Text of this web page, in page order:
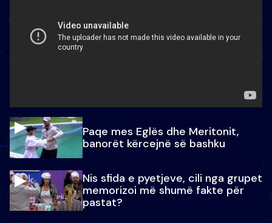
Paqe mes Eglës dhe Meritonit,
banorët kërcejnë së bashku
Nis sfida e pyetjeve, cili nga grupet
memorizoi më shumë fakte për
pastat?